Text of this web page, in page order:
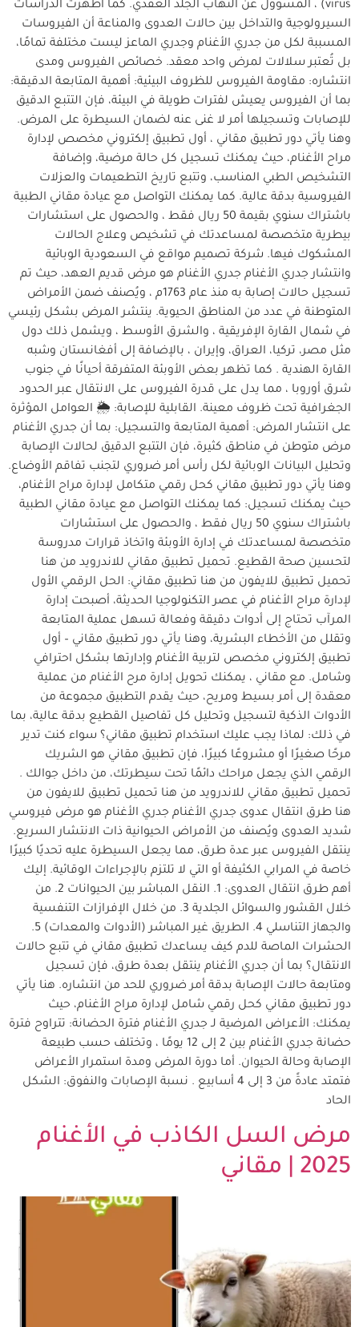
virus) ، المسؤول عن التهاب الجلد العقدي. كما أظهرت الدراسات
السيرولوجية والتداخل بين حالات العدوى والمناعة أن الفيروسات
المسببة لكل من جدري الأغنام وجدري الماعز ليست مختلفة تمامًا،
بل تُعتبر سلالات لمرض واحد معقد. خصائص الفيروس ومدى
انتشاره: مقاومة الفيروس للظروف البيئية: أهمية المتابعة الدقيقة:
بما أن الفيروس يعيش لفترات طويلة في البيئة، فإن التتبع الدقيق
للإصابات وتسجيلها أمر لا غنى عنه لضمان السيطرة على المرض.
وهنا يأتي دور تطبيق مقاني ، أول تطبيق إلكتروني مخصص لإدارة
مراح الأغنام، حيث يمكنك تسجيل كل حالة مرضية، وإضافة
التشخيص الطبي المناسب، وتتبع تاريخ التطعيمات والعزلات
الفيروسية بدقة عالية. كما يمكنك التواصل مع عيادة مقاني الطبية
باشتراك سنوي بقيمة 50 ريال فقط ، والحصول على استشارات
بيطرية متخصصة لمساعدتك في تشخيص وعلاج الحالات
المشكوك فيها. شركة تصميم مواقع في السعودية الوبائية
وانتشار جدري الأغنام جدري الأغنام هو مرض قديم العهد، حيث تم
تسجيل حالات إصابة به منذ عام 1763م ، ويُصنف ضمن الأمراض
المتوطنة في عدد من المناطق الحيوية. ينتشر المرض بشكل رئيسي
في شمال القارة الإفريقية ، والشرق الأوسط ، ويشمل ذلك دول
مثل مصر، تركيا، العراق، وإيران ، بالإضافة إلى أفغانستان وشبه
القارة الهندية . كما تظهر بعض الأوبئة المتفرقة أحيانًا في جنوب
شرق أوروبا ، مما يدل على قدرة الفيروس على الانتقال عبر الحدود
الجغرافية تحت ظروف معينة. القابلية للإصابة: 🌦️ العوامل المؤثرة
على انتشار المرض: أهمية المتابعة والتسجيل: بما أن جدري الأغنام
مرض متوطن في مناطق كثيرة، فإن التتبع الدقيق لحالات الإصابة
وتحليل البيانات الوبائية لكل رأس أمر ضروري لتجنب تفاقم الأوضاع.
وهنا يأتي دور تطبيق مقاني كحل رقمي متكامل لإدارة مراح الأغنام،
حيث يمكنك تسجيل: كما يمكنك التواصل مع عيادة مقاني الطبية
باشتراك سنوي 50 ريال فقط ، والحصول على استشارات
متخصصة لمساعدتك في إدارة الأوبئة واتخاذ قرارات مدروسة
لتحسين صحة القطيع. تحميل تطبيق مقاني للاندرويد من هنا
تحميل تطبيق للايفون من هنا تطبيق مقاني: الحل الرقمي الأول
لإدارة مراح الأغنام في عصر التكنولوجيا الحديثة، أصبحت إدارة
المرآب تحتاج إلى أدوات دقيقة وفعالة تسهل عملية المتابعة
وتقلل من الأخطاء البشرية، وهنا يأتي دور تطبيق مقاني – أول
تطبيق إلكتروني مخصص لتربية الأغنام وإدارتها بشكل احترافي
وشامل. مع مقاني ، يمكنك تحويل إدارة مرح الأغنام من عملية
معقدة إلى أمر بسيط ومريح، حيث يقدم التطبيق مجموعة من
الأدوات الذكية لتسجيل وتحليل كل تفاصيل القطيع بدقة عالية، بما
في ذلك: لماذا يجب عليك استخدام تطبيق مقاني؟ سواء كنت تدير
مرحًا صغيرًا أو مشروعًا كبيرًا، فإن تطبيق مقاني هو الشريك
الرقمي الذي يجعل مراحك دائمًا تحت سيطرتك، من داخل جوالك .
تحميل تطبيق مقاني للاندرويد من هنا تحميل تطبيق للايفون من
هنا طرق انتقال عدوى جدري الأغنام جدري الأغنام هو مرض فيروسي
شديد العدوى ويُصنف من الأمراض الحيوانية ذات الانتشار السريع.
ينتقل الفيروس عبر عدة طرق، مما يجعل السيطرة عليه تحديًا كبيرًا
خاصة في المرابي الكثيفة أو التي لا تلتزم بالإجراءات الوقائية. إليك
أهم طرق انتقال العدوى: 1. النقل المباشر بين الحيوانات 2. من
خلال القشور والسوائل الجلدية 3. من خلال الإفرازات التنفسية
والجهاز التناسلي 4. الطريق غير المباشر (الأدوات والمعدات) 5.
الحشرات الماصة للدم كيف يساعدك تطبيق مقاني في تتبع حالات
الانتقال؟ بما أن جدري الأغنام ينتقل بعدة طرق، فإن تسجيل
ومتابعة حالات الإصابة بدقة أمر ضروري للحد من انتشاره. هنا يأتي
دور تطبيق مقاني كحل رقمي شامل لإدارة مراح الأغنام، حيث
يمكنك: الأعراض المرضية لـ جدري الأغنام فترة الحضانة: تتراوح فترة
حضانة جدري الأغنام بين 2 إلى 12 يومًا ، وتختلف حسب طبيعة
الإصابة وحالة الحيوان. أما دورة المرض ومدة استمرار الأعراض
فتمتد عادةً من 3 إلى 4 أسابيع . نسبة الإصابات والنفوق: الشكل
الحاد
مرض السل الكاذب في الأغنام
2025 | مقاني